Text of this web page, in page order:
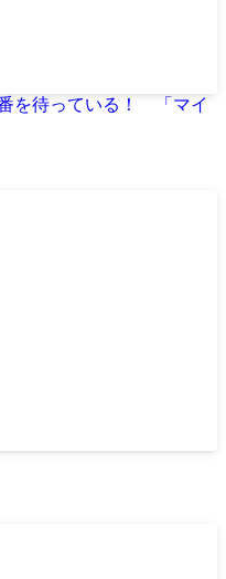
を待っている！ 「マイ